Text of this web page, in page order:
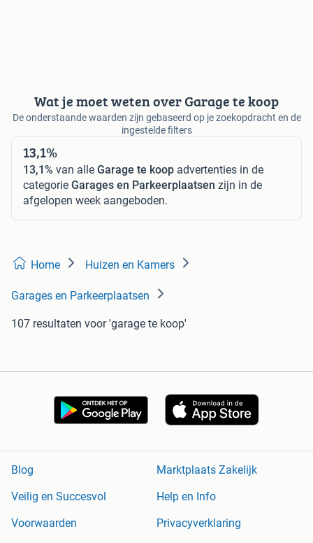
Wat je moet weten over Garage te koop
De onderstaande waarden zijn gebaseerd op je zoekopdracht en de
ingestelde filters
13,1%
13,1% van alle Garage te koop advertenties in de
categorie Garages en Parkeerplaatsen zijn in de
afgelopen week aangeboden.
Home Huizen en Kamers
Garages en Parkeerplaatsen
107 resultaten voor 'garage te koop'
Blog
Marktplaats Zakelijk
Veilig en Succesvol
Help en Info
Voorwaarden
Privacyverklaring